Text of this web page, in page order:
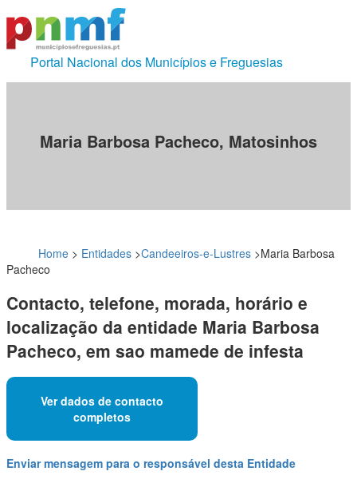
Portal Nacional dos Municípios e Freguesias
Maria Barbosa Pacheco, Matosinhos
Home > Entidades >Candeeiros-e-Lustres >Maria Barbosa
Pacheco
Contacto, telefone, morada, horário e
localização da entidade Maria Barbosa
Pacheco, em sao mamede de infesta
Ver dados de contacto
completos
Enviar mensagem para o responsável desta Entidade